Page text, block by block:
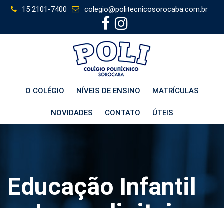
Skip
content
15 2101-7400 colegio@politecnicosorocaba.com.br
O COLÉGIO NÍVEIS DE ENSINO MATRÍCULAS
NOVIDADES CONTATO ÚTEIS
Educação Infantil